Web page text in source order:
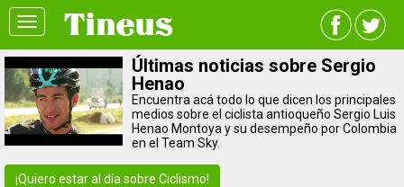
Toggle
navigation
Últimas noticias sobre Sergio
Henao
Encuentra acá todo lo que dicen los principales
medios sobre el ciclista antioqueño Sergio Luis
Henao Montoya y su desempeño por Colombia
en el Team Sky.
¡Quiero estar al día sobre Ciclismo!